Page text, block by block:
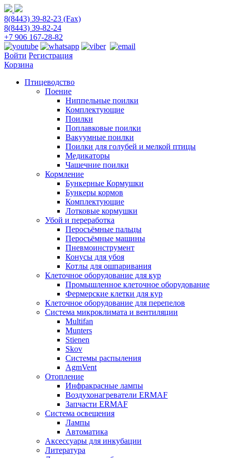
8(8443) 39-82-23 (Fax)
8(8443) 39-82-24
+7 906 167-28-82
Войти Регистрация
Корзина
Птицеводство
Поение
Ниппельные поилки
Комплектующие
Поилки
Поплавковые поилки
Вакуумные поилки
Поилки для голубей и мелкой птицы
Медикаторы
Чашечние поилки
Кормление
Бункерные Кормушки
Бункеры кормов
Комплектующие
Лотковые кормушки
Убой и переработка
Перосъёмные пальцы
Перосъёмные машины
Пневмоинструмент
Конусы для убоя
Котлы для ошпаривания
Клеточное оборудование для кур
Промышленное клеточное оборудование
Фермерские клетки для кур
Клеточное оборудование для перепелов
Система микроклимата и вентиляции
Multifan
Munters
Stienen
Skov
Системы распыления
AgmVent
Отопление
Инфракрасные лампы
Воздухонагреватели ERMAF
Запчасти ERMAF
Система освещения
Лампы
Автоматика
Аксессуары для инкубации
Литература